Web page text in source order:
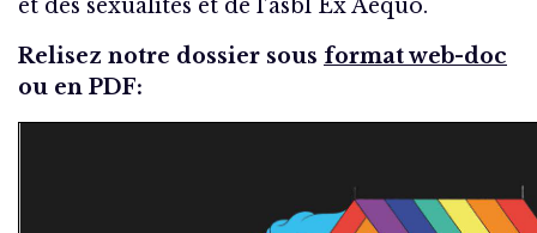
et des sexualités et de l’asbl Ex Aequo.
Relisez notre dossier sous format web-doc
ou en PDF: